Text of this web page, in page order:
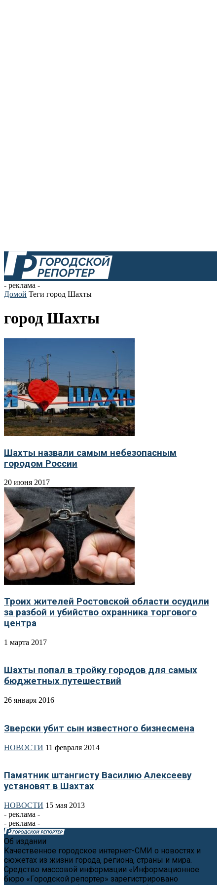
- реклама -
Домой Теги город Шахты
город Шахты
Шахты назвали самым небезопасным
городом России
20 июня 2017
Троих жителей Ростовской области осудили
за разбой и убийство охранника торгового
центра
1 марта 2017
Шахты попал в тройку городов для самых
бюджетных путешествий
26 января 2016
Зверски убит сын известного бизнесмена
НОВОСТИ 11 февраля 2014
Памятник штангисту Василию Алексееву
установят в Шахтах
НОВОСТИ 15 мая 2013
- реклама -
- реклама -
Об издании
Качественное городское интернет-СМИ о новостях и
сюжетах из жизни города, региона, страны и мира.
Средство массовой информации «Информационное
бюро «Городской репортёр» зарегистрировано